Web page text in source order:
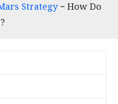
Strategy− How Do